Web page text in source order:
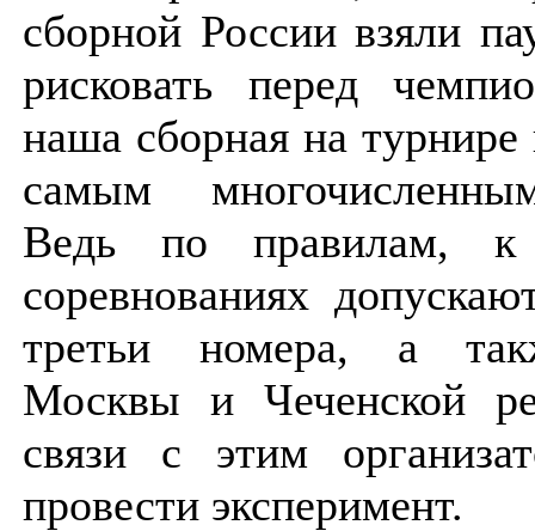
сборной России взяли
рисковать перед
наша сборная на турнире
самым
Ведь по правилам,
соревнованиях
третьи номера, а
Москвы и Чеченской
связи с этим
провести эксперимент.